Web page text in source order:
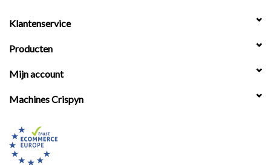
Machines |
Cadeaubonnen &
Relatiegeschenken |
Onderdelen |
Oliën & Smeermiddelen |
Klantenservice
Producten
Mijn account
Machines Crispyn